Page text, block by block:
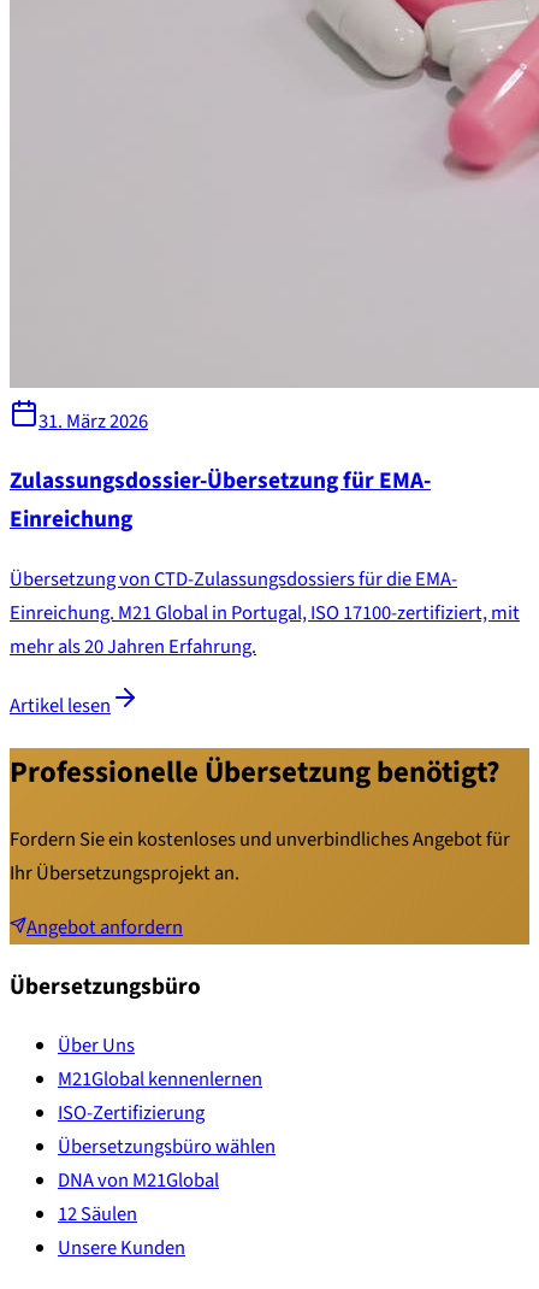
31. März 2026
Zulassungsdossier-Übersetzung für EMA-
Einreichung
Übersetzung von CTD-Zulassungsdossiers für die EMA-
Einreichung. M21 Global in Portugal, ISO 17100-zertifiziert, mit
mehr als 20 Jahren Erfahrung.
Artikel lesen
Professionelle Übersetzung benötigt?
Fordern Sie ein kostenloses und unverbindliches Angebot für
Ihr Übersetzungsprojekt an.
Angebot anfordern
Übersetzungsbüro
Über Uns
M21Global kennenlernen
ISO-Zertifizierung
Übersetzungsbüro wählen
DNA von M21Global
12 Säulen
Unsere Kunden